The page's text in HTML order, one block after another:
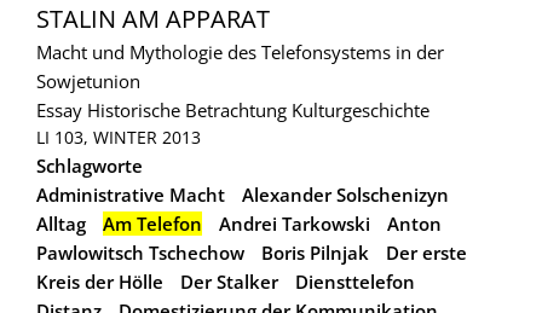
STALIN AM APPARAT
Macht und Mythologie des Telefonsystems in der
Sowjetunion
Essay Historische Betrachtung Kulturgeschichte
LI 103, WINTER 2013
Schlagworte
Administrative Macht
Alexander Solschenizyn
Alltag
Am Telefon Andrei Tarkowski
Anton
Pawlowitsch Tschechow
Boris Pilnjak
Der erste
Kreis der Hölle
Der Stalker
Diensttelefon